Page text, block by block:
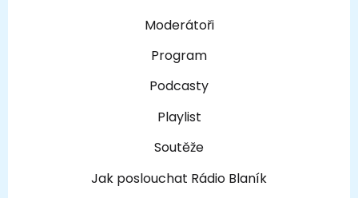
Moderátoři
Program
Podcasty
Playlist
Soutěže
Jak poslouchat Rádio Blaník